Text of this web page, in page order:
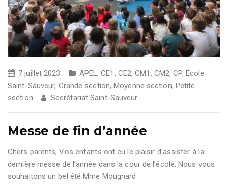
7 juillet 2023 APEL,CE1 , CE2,CM1 , CM2,CP, École
Saint-Sauveur, Grande section,Moyenne section, Petite
section
Secrétariat Saint-Sauveur
Messe de fin d’année
Chers parents, Vos enfants ont eu le plaisir d’assister à la
dernière messe de l’année dans la cour de l’école. Nous vous
souhaitons un bel été Mme Mougnard